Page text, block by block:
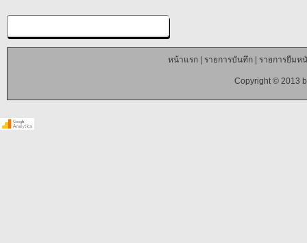
หน้าแรก| รายการบันทึก| รายการยืมห
Copyright © 2013